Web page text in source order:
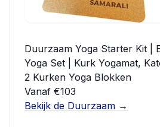
Duurzaam Yoga Starter Kit |
Yoga Set | Kurk Yogamat,
2 Kurken Yoga Blokken
Vanaf €103
Bekijk de Duurzaam →